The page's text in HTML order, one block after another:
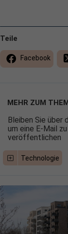
Teile
Facebook
MEHR ZUM
Bleiben Sie über
um eine E-Mail
veröffentlichen
Technologie